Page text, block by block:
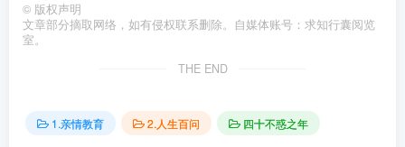
© 版权声明
文章部分摘取网络，如有侵权联系删除。自媒体账号：求知行囊阅览
室。
THE END
1.亲情教育 2.人生百问 四十不惑之年